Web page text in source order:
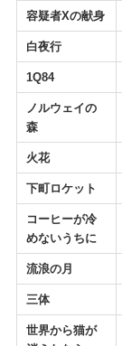
容疑者Xの献身
白夜行
1Q84
ノルウェイの
森
火花
下町ロケット
コーヒーが冷
めないうちに
流浪の月
三体
世界から猫が